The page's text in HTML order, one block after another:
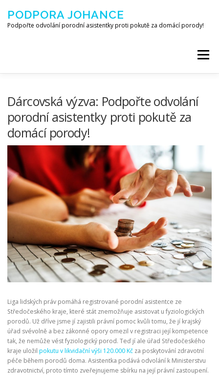
PODPORA JOHANCE
Podpořte odvolání porodní asistentky proti pokutě za domácí porody!
Menu
NOVINKY A ODKAZY
Dárcovská výzva: Podpořte odvolání
porodní asistentky proti pokutě za
domácí porody!
Liga lidských práv pomáhá registrované porodní asistentce ze
Středočeského kraje, které stát znemožňuje asistovat u fyziologických
porodů. Už dříve jsme jí zajistili právní pomoc kvůli tomu, že jí krajský
úřad svévolně a bez zákonné opory omezil v registraci její kompetence
tak, že nemůže vést fyziologický porod. Teď jí ale úřad Středočeského
kraje uložil pokutu v likvidační výši 120.000 Kč za poskytování zdravotní
péče během porodů doma. Asistentka podává odvolání k Ministerstvu
zdravotnictví, proto tímto zveřejnujeme sbírku na její právní zastoupení.